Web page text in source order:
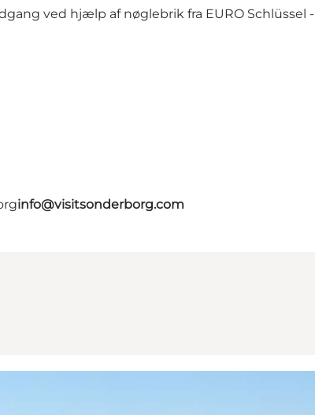
ved hjælp af nøglebrik fra EURO Schlüssel -
info@visitsonderborg.com